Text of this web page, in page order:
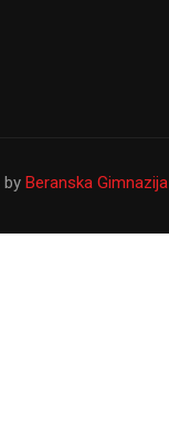
by Beranska Gimnazija